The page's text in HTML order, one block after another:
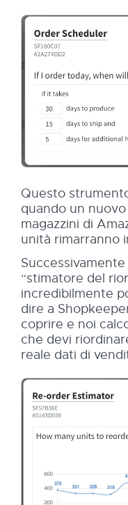
Questo
quando un
magazzini di
unità rimarranno
“stimatore del
incredibilmente
dire a
coprire e noi
che devi
reale dati di